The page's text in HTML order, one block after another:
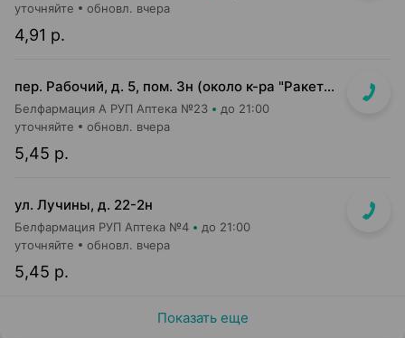
4,91 р.
уточняйте обновл. вчера
пер. Рабочий, д. 5, пом. 3н (около к-ра "Ракета")
Белфармация А РУП Аптека №23 до 21:00
5,45 р.
уточняйте обновл. вчера
ул. Лучины, д. 22-2н
Белфармация РУП Аптека №4 до 21:00
5,45 р.
уточняйте обновл. вчера
Показать еще